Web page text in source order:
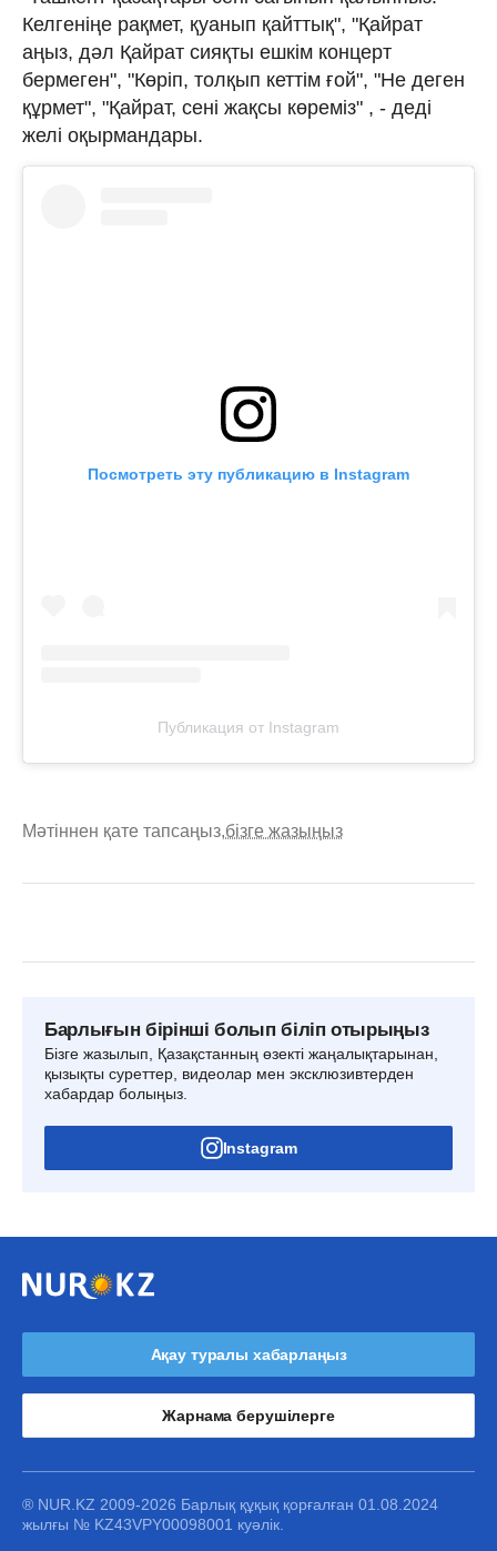
Келгеніңе рақмет, қуанып қайттық", "Қайрат
аңыз, дәл Қайрат сияқты ешкім концерт
бермеген", "Көріп, толқып кеттім ғой", "Не деген
құрмет", "Қайрат, сені жақсы көреміз" , - деді
желі оқырмандары.
Посмотреть эту публикацию в Instagram
Публикация от Instagram
Мәтіннен қате тапсаңыз,бізге жазыңыз
Барлығын бірінші болып біліп отырыңыз
Бізге жазылып, Қазақстанның өзекті жаңалықтарынан,
қызықты суреттер, видеолар мен эксклюзивтерден
хабардар болыңыз.
Instagram
Ақау туралы хабарлаңыз
Жарнама берушілерге
® NUR.KZ 2009-2026 Барлық құқық қорғалған 01.08.2024
жылғы № KZ43VPY00098001 куәлік.